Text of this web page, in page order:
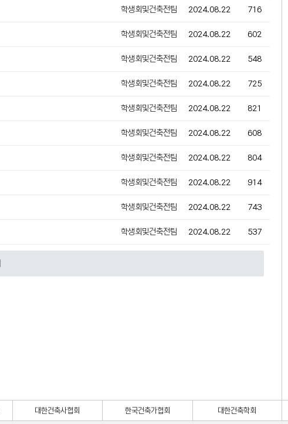
학생회및건축전팀 2024.08.22 716
학생회및건축전팀 2024.08.22 602
학생회및건축전팀 2024.08.22 548
학생회및건축전팀 2024.08.22 725
학생회및건축전팀 2024.08.22 821
학생회및건축전팀 2024.08.22 608
학생회및건축전팀 2024.08.22 804
학생회및건축전팀 2024.08.22 914
학생회및건축전팀 2024.08.22 743
학생회및건축전팀 2024.08.22 537
대한건축사협회 한국건축가협회 대한건축학회